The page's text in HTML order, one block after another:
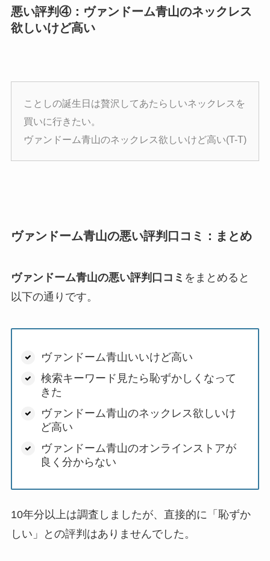
悪い評判④：ヴァンドーム青山のネックレス
欲しいけど高い
ことしの誕生日は贅沢してあたらしいネックレスを
買いに行きたい。
ヴァンドーム青山のネックレス欲しいけど高い(T-T)
ヴァンドーム青山の悪い評判口コミ：まとめ
ヴァンドーム青山の悪い評判口コミ をまとめると
以下の通りです。
ヴァンドーム青山いいけど高い
検索キーワード見たら恥ずかしくなって
きた
ヴァンドーム青山のネックレス欲しいけ
ど高い
ヴァンドーム青山のオンラインストアが
良く分からない
10年分以上は調査しましたが、直接的に「恥ずか
しい」との評判はありませんでした。